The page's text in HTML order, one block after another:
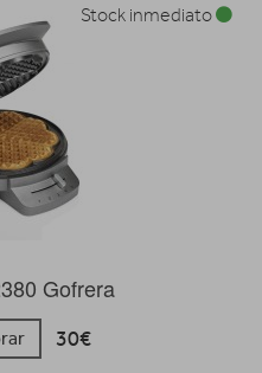
Gofrera
30€
Stock inmediato